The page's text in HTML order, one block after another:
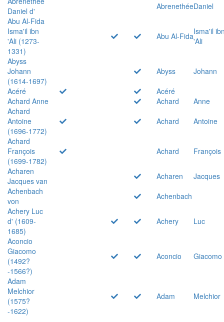
Daniel d'
AbrenethéeDaniel
Abu Al-Fida
Isma'il ibn
'Ali (1273-
1331)
Abu Al-FidaIsma'il
'Ali
Abyss
Johann
(1614-1697)
Abyss
Johann
Acéré
Acéré
Achard Anne
Achard
Anne
Achard
Antoine
(1696-1772)
Achard
Antoine
Achard
François
(1699-1782)
Achard
François
Acharen
Jacques van
Acharen
Jacques
Achenbach
von
Achenbach
Achery Luc
d' (1609-
1685)
Achery
Luc
Aconcio
Giacomo
(1492?
-1566?)
Aconcio Giacomo
Adam
Melchior
(1575?
-1622)
Adam Melchior